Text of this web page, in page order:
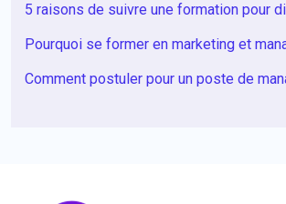
5 raisons de suivre une formation pour
Pourquoi se former en marketing et
Comment postuler pour un poste de